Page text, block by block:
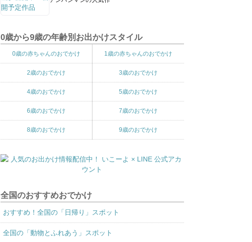
0歳から9歳の年齢別お出かけスタイル
0歳の赤ちゃんのおでかけ 1歳の赤ちゃんのおでかけ
2歳のおでかけ 3歳のおでかけ
4歳のおでかけ 5歳のおでかけ
6歳のおでかけ 7歳のおでかけ
8歳のおでかけ 9歳のおでかけ
全国のおすすめおでかけ
おすすめ！全国の「日帰り」スポット
全国の「動物とふれあう」スポット